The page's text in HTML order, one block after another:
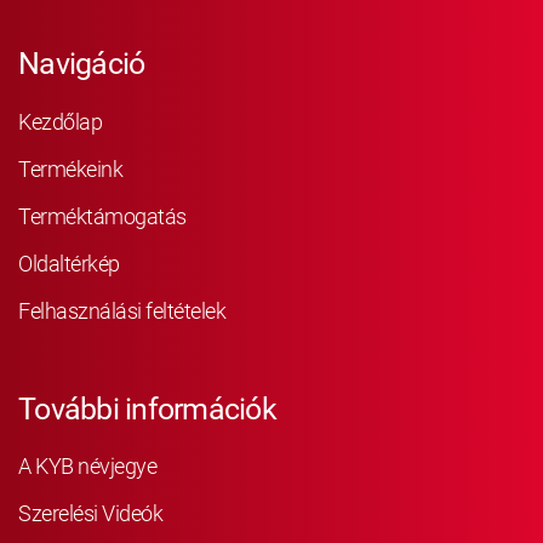
Navigáció
Kezdőlap
Termékeink
Terméktámogatás
Oldaltérkép
Felhasználási feltételek
További információk
A KYB névjegye
Szerelési Videók